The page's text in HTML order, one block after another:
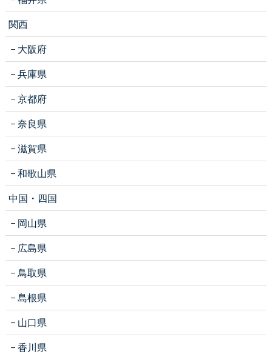
関西
大阪府
兵庫県
京都府
奈良県
滋賀県
和歌山県
中国・四国
岡山県
広島県
鳥取県
島根県
山口県
香川県